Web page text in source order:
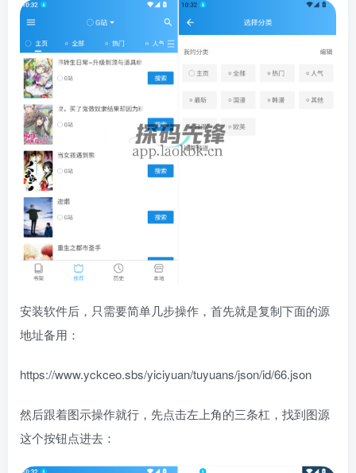
安装软件后，只需要简单几步操作，首先就是复制下面的源
地址备用：
https://www.yckceo.sbs/yiciyuan/tuyuans/json/id/66.json
然后跟着图示操作就行，先点击左上角的三条杠，找到图源
这个按钮点进去：